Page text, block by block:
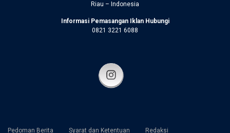
Riau – Indonesia
Informasi Pemasangan Iklan Hubungi
0821 3221 6088
Pedoman Berita Syarat dan Ketentuan Redaksi